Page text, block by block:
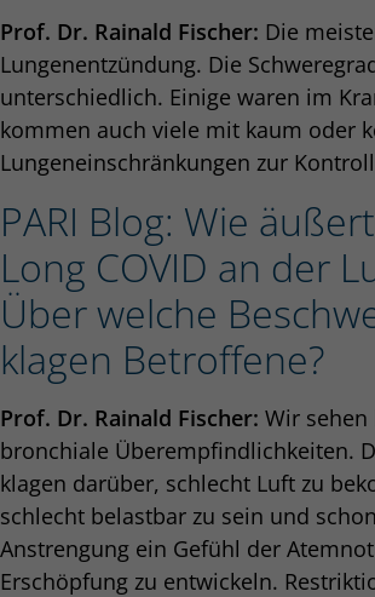
Prof. Dr. Rainald Fischer: Die
Lungenentzündung. Die
unterschiedlich. Einige waren im
kommen auch viele mit kaum oder
Lungeneinschränkungen zur
PARI Blog: Wie
Long COVID an der
Über welche
klagen Betroffene?
Prof. Dr. Rainald Fischer: Wir
bronchiale Überempfindlichkeiten.
klagen darüber, schlecht Luft zu
schlecht belastbar zu sein und
Anstrengung ein Gefühl der
Erschöpfung zu entwickeln.